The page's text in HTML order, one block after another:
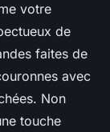
votre
de
faites de
avec
Non
touche